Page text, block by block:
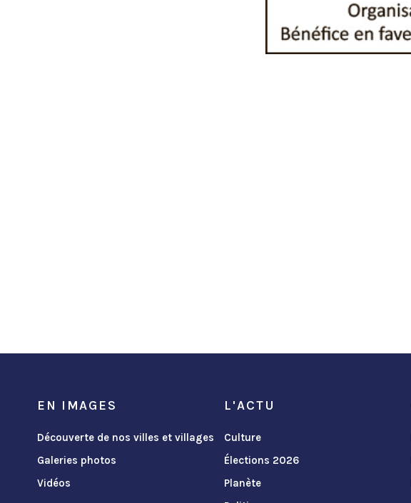
EN IMAGES
Découverte de nos villes et villages
Galeries photos
Vidéos
L'ACTU
Culture
Élections 2026
Planète